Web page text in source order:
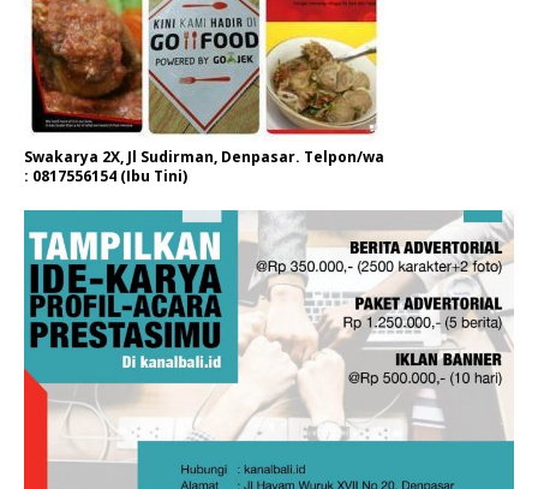
Swakarya 2X, Jl Sudirman, Denpasar. Telpon/wa
: 0817556154 (Ibu Tini)